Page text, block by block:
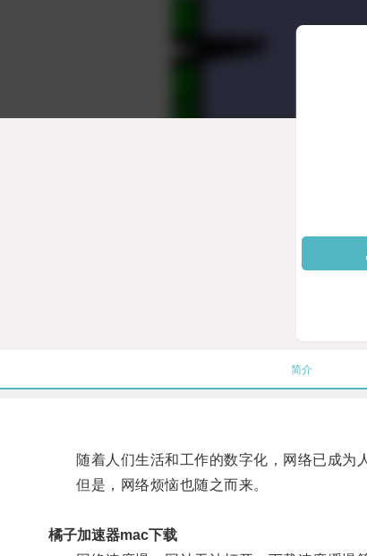
简介
随着人们生活和工作的数字化，网络已成为人
但是，网络烦恼也随之而来。
橘子加速器mac下载